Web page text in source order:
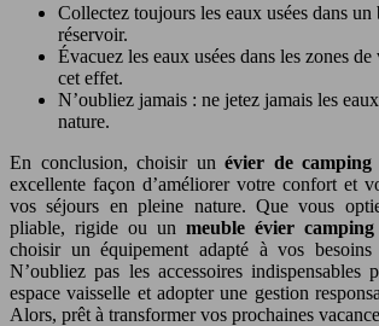
Collectez toujours les eaux usées dans
réservoir.
Évacuez les eaux usées dans les zones
cet effet.
N’oubliez jamais : ne jetez jamais les
nature.
En conclusion, choisir unévier de
excellente façon d’améliorer votre confort et
vos séjours en pleine nature. Que vous
pliable, rigide ou un meuble évier camping
choisir un équipement adapté à vos
N’oubliez pas les accessoires indispensables
espace vaisselle et adopter une gestion
Alors, prêt à transformer vos prochaines